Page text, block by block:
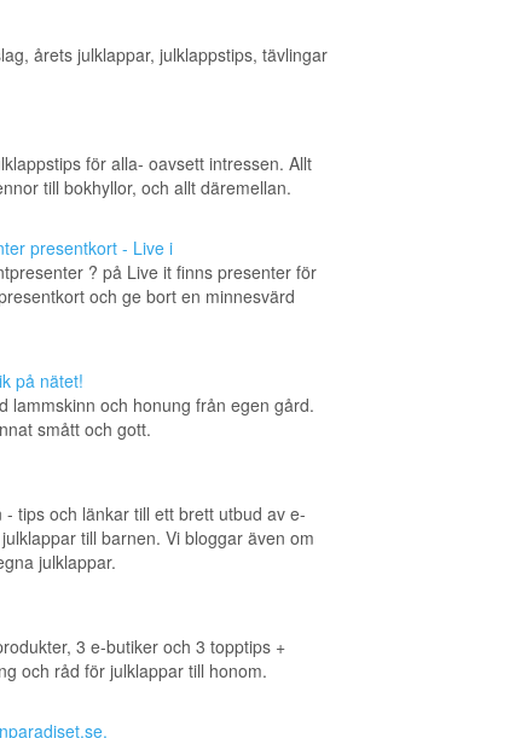
årets julklappar, julklappstips, tävlingar
för alla- oavsett intressen. Allt
till bokhyllor, och allt däremellan.
presentkort - Live i
? på Live it finns presenter för
och ge bort en minnesvärd
på nätet!
lammskinn och honung från egen gård.
smått och gott.
tips och länkar till ett brett utbud av e-
till barnen. Vi bloggar även om
julklappar.
3 e-butiker och 3 topptips +
och råd för julklappar till honom.